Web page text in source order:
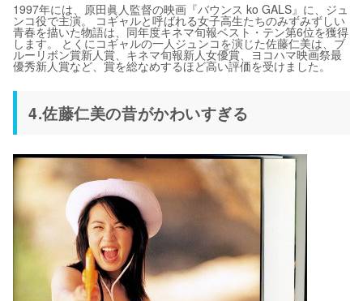
1997年には、原田眞人監督の映画『バウンス ko GALS』に、ジュ
ンコ役で主演。 コギャルと呼ばれる女子高生たちのみずみずしい
青春を描いた物語は、同年度キネマ旬報ベスト・テン第6位を獲得
します。 とくにコギャルの一人ジュンコを演じた佐藤仁美は、ブ
ルーリボン賞新人賞、キネマ旬報新人女優賞、ヨコハマ映画祭最
優秀新人賞など、賞を総なめするほど高い評価を受けました。
4.佐藤仁美の昔がかわいすぎる